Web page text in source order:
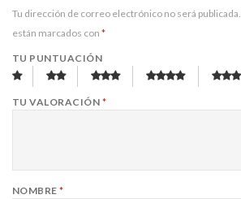
Tu dirección de correo electrónico no será publicada.
están marcados con *
TU PUNTUACIÓN
TU VALORACIÓN *
NOMBRE*